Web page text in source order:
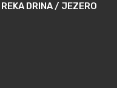
DRINA / JEZERO